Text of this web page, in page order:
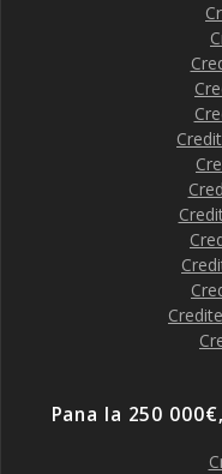
Pana la 250